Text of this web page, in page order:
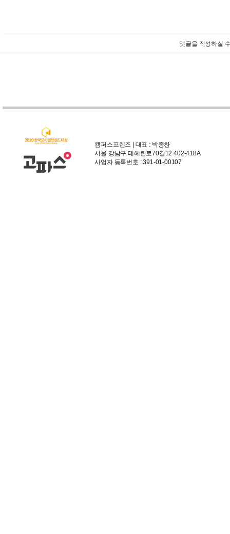
댓글을 작성하실
캠퍼스프렌즈 | 대표 : 박종찬
서울 강남구 테헤란로70길12 402-418A
사업자 등록번호 : 391-01-00107